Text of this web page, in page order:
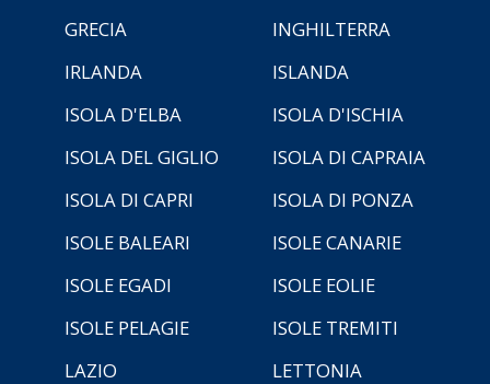
GRECIA
INGHILTERRA
IRLANDA
ISLANDA
ISOLA D'ELBA
ISOLA D'ISCHIA
ISOLA DEL GIGLIO
ISOLA DI CAPRAIA
ISOLA DI CAPRI
ISOLA DI PONZA
ISOLE BALEARI
ISOLE CANARIE
ISOLE EGADI
ISOLE EOLIE
ISOLE PELAGIE
ISOLE TREMITI
LAZIO
LETTONIA